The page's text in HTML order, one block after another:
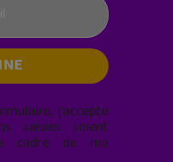
j’accepte
saisies soient
cadre de ma